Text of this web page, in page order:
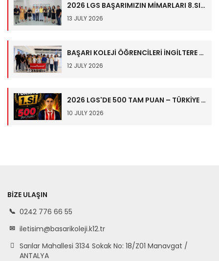
2026 LGS BAŞARIMIZIN MİMARLARI 8.SINIF ZÜMREMİZE PLAKET
13 JULY 2026
BAŞARI KOLEJİ ÖĞRENCİLERİ İNGİLTERE YAZ OKULUNDA! ✈️
12 JULY 2026
2026 LGS'DE 500 TAM PUAN – TÜRKİYE BİRİNCİSİ İBRAHİM TUNAY HALİMOĞLU????
10 JULY 2026
BIZE ULAŞIN
0242 776 66 55
iletisim@basarikoleji.k12.tr
Sarılar Mahallesi 3134 Sokak No: 18/Z01 Manavgat /
ANTALYA